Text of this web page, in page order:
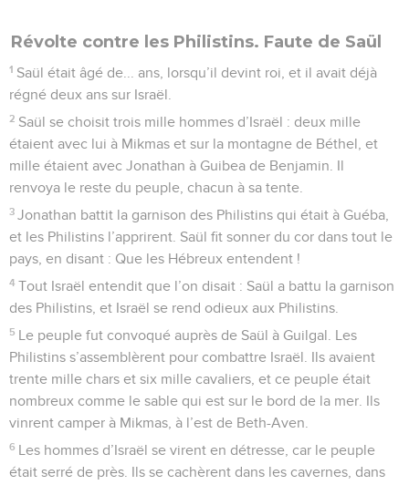
Révolte contre les Philistins. Faute de Saül
1 Saül était âgé de... ans, lorsqu’il devint roi, et il avait déjà
régné deux ans sur Israël.
2 Saül se choisit trois mille hommes d’Israël : deux mille
étaient avec lui à Mikmas et sur la montagne de Béthel, et
mille étaient avec Jonathan à Guibea de Benjamin. Il
renvoya le reste du peuple, chacun à sa tente.
3 Jonathan battit la garnison des Philistins qui était à Guéba,
et les Philistins l’apprirent. Saül fit sonner du cor dans tout le
pays, en disant : Que les Hébreux entendent !
4 Tout Israël entendit que l’on disait : Saül a battu la garnison
des Philistins, et Israël se rend odieux aux Philistins.
5 Le peuple fut convoqué auprès de Saül à Guilgal. Les
Philistins s’assemblèrent pour combattre Israël. Ils avaient
trente mille chars et six mille cavaliers, et ce peuple était
nombreux comme le sable qui est sur le bord de la mer. Ils
vinrent camper à Mikmas, à l’est de Beth-Aven.
6 Les hommes d’Israël se virent en détresse, car le peuple
était serré de près. Ils se cachèrent dans les cavernes, dans